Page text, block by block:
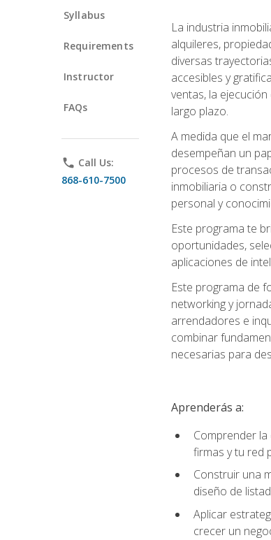
Syllabus
Requirements
Instructor
FAQs
phone Call Us:
868-610-7500
La industria
alquileres,
diversas
accesibles y
ventas, la
largo plazo.
A medida que el
desempeñan un
procesos de
inmobiliaria o
personal y
Este programa te
oportunidades,
aplicaciones de
Este programa de
networking y
arrendadores e
combinar
necesarias para
Aprenderás a:
Comprender
firmas y tu red
Construir una
diseño de
Aplicar
crecer un